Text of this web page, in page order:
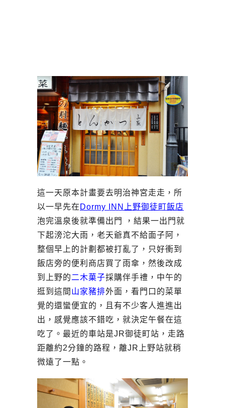
這一天原本計畫要去明治神宮走走，所
以一早先在 Dormy INN上野御徒町飯店
泡完溫泉後就準備出門 ，結果一出門就
下起滂沱大雨，老天爺真不給面子阿，
整個早上的計劃都被打亂了，只好衝到
飯店旁的便利商店買了雨傘，然後改成
到上野的二木菓子採購伴手禮，中午的
逛到這間 山家豬排外面，看門口的菜單
覺的還蠻便宜的，且有不少客人進進出
出，感覺應該不錯吃，就決定午餐在這
吃了。最近的車站是JR御徒町站，走路
距離約2分鐘的路程，離JR上野站就稍
微遠了一點。